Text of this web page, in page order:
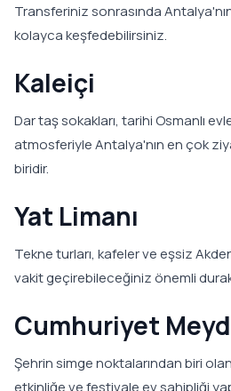
Transferiniz sonrasında
kolayca keşfedebilirsiniz.
Kaleiçi
Dar taş sokakları, tarihi Osmanlı
atmosferiyle Antalya'nın en çok
biridir.
Yat Limanı
Tekne turları, kafeler ve eşsiz
vakit geçirebileceğiniz önemli
Cumhuriyet
Şehrin simge noktalarından biri
etkinliğe ve festivale ev sahipliği